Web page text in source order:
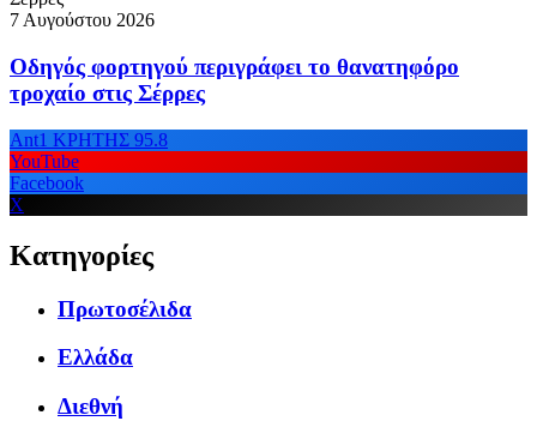
7 Αυγούστου 2026
Οδηγός φορτηγού περιγράφει το θανατηφόρο
τροχαίο στις Σέρρες
Ant1 ΚΡΗΤΗΣ 95.8
YouTube
Facebook
X
Κατηγορίες
Πρωτοσέλιδα
Ελλάδα
Διεθνή